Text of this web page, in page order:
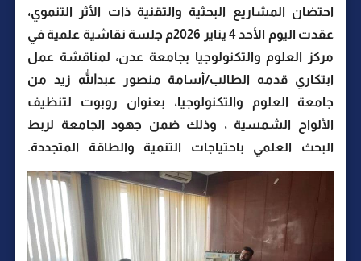
احتضان المشاريع البحثية والتقنية ذات الأثر التنموي،
عقدت اليوم الأحد 4 يناير 2026م جلسة نقاشية علمية في
مركز العلوم والتكنولوجيا بجامعة عدن، لمناقشة عمل
ابتكاري قدمه الطالب/أسامة منصور عبدالله زيد من
جامعة العلوم والتكنولوجيا، بعنوان روبوت لتنظيف
الألواح الشمسية ، وذلك ضمن جهود الجامعة لربط
البحث العلمي باحتياجات التنمية والطاقة المتجددة.